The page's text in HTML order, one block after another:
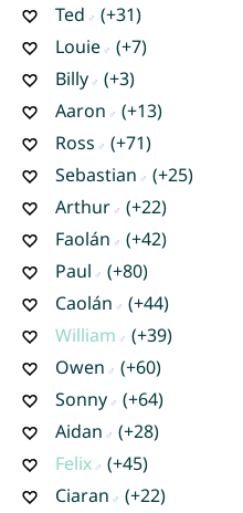
Ted
(+31)
Louie
(+7)
Billy
(+3)
Aaron
(+13)
Ross
(+71)
Sebastian
(+25)
Arthur
(+22)
Faolán
(+42)
Paul
(+80)
Caolán
(+44)
William
(+39)
Owen
(+60)
Sonny
(+64)
Aidan
(+28)
Felix
(+45)
Ciaran
(+22)